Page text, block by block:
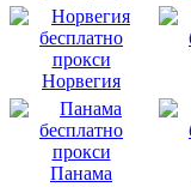
Норвегия
Панама